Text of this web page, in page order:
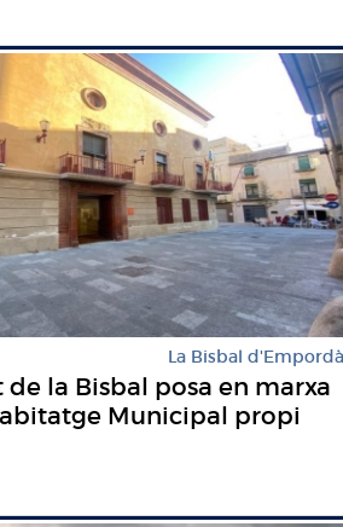
La Bisbal d'Empordà
la Bisbal posa en marxa
Municipal propi